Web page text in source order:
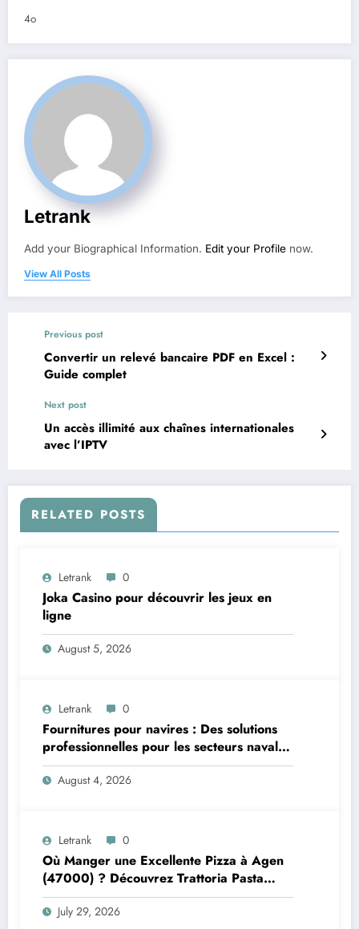
4o
Letrank
Add your Biographical Information. Edit your Profile now.
View All Posts
Previous post
Convertir un relevé bancaire PDF en Excel :
Guide complet
Next post
Un accès illimité aux chaînes internationales
avec l’IPTV
RELATED POSTS
Letrank 0
Joka Casino pour découvrir les jeux en
ligne
August 5, 2026
Letrank 0
Fournitures pour navires : Des solutions
professionnelles pour les secteurs naval et
offshore
August 4, 2026
Letrank 0
Où Manger une Excellente Pizza à Agen
(47000) ? Découvrez Trattoria Pasta
Pizza Brax
July 29, 2026